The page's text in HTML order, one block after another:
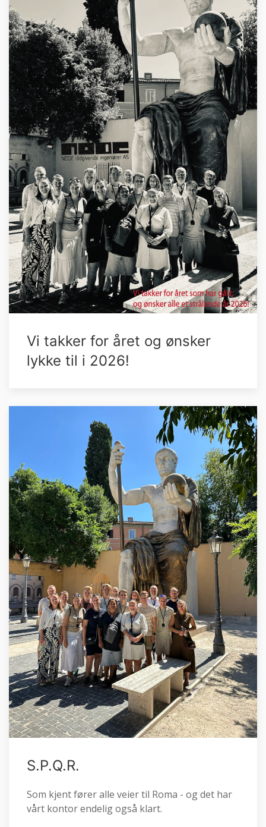
Vi takker for året og ønsker
lykke til i 2026!
S.P.Q.R.
Som kjent fører alle veier til Roma - og det har
vårt kontor endelig også klart.